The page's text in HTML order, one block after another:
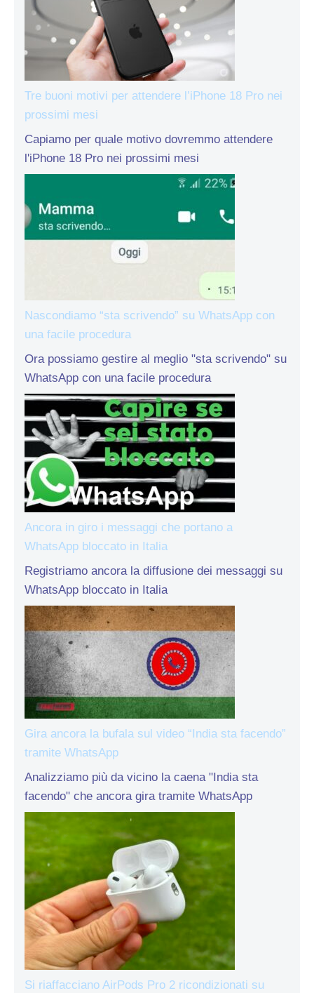
Tre buoni motivi per attendere l’iPhone 18 Pro nei
prossimi mesi
Capiamo per quale motivo dovremmo attendere
l'iPhone 18 Pro nei prossimi mesi
Nascondiamo “sta scrivendo” su WhatsApp con
una facile procedura
Ora possiamo gestire al meglio "sta scrivendo" su
WhatsApp con una facile procedura
Ancora in giro i messaggi che portano a
WhatsApp bloccato in Italia
Registriamo ancora la diffusione dei messaggi su
WhatsApp bloccato in Italia
Gira ancora la bufala sul video “India sta facendo”
tramite WhatsApp
Analizziamo più da vicino la caena "India sta
facendo" che ancora gira tramite WhatsApp
Si riaffacciano AirPods Pro 2 ricondizionati su